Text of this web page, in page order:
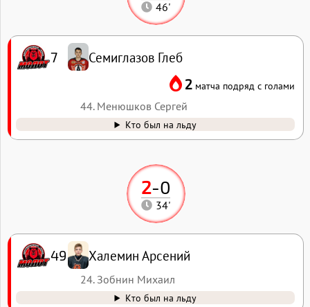
2-0
34'
49 Халемин Арсений
24. Зобнин Михаил
Кто был на льду
46'
7 Семиглазов Глеб
2 матча подряд с голами
44. Менюшков Сергей
Кто был на льду